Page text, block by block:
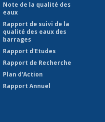
Note de la qualité des
eaux
Rapport de suivi de la
qualité des eaux des
barrages
Rapport d'Etudes
Rapport de Recherche
Plan d'Action
Rapport Annuel